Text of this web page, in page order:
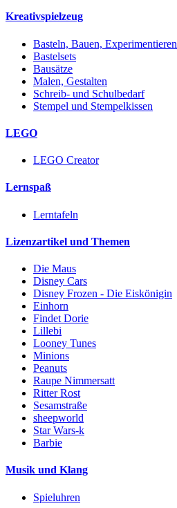
Kreativspielzeug
Basteln, Bauen, Experimentieren
Bastelsets
Bausätze
Malen, Gestalten
Schreib- und Schulbedarf
Stempel und Stempelkissen
LEGO
LEGO Creator
Lernspaß
Lerntafeln
Lizenzartikel und Themen
Die Maus
Disney Cars
Disney Frozen - Die Eiskönigin
Einhorn
Findet Dorie
Lillebi
Looney Tunes
Minions
Peanuts
Raupe Nimmersatt
Ritter Rost
Sesamstraße
sheepworld
Star Wars-k
Barbie
Musik und Klang
Spieluhren